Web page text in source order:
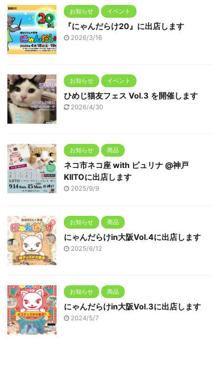
お知らせ イベント
『にゃんだらけ20』に出店します
2026/3/16
お知らせ イベント
ひめじ猫友フェス Vol.3 を開催します
2026/4/30
お知らせ 商品
ネコ市ネコ座 with ピュリナ @神戸
KIITOに出店します
2025/9/9
お知らせ 商品
にゃんだらけin大阪Vol.4に出店します
2025/6/12
お知らせ 商品
にゃんだらけin大阪Vol.3に出店します
2024/5/7